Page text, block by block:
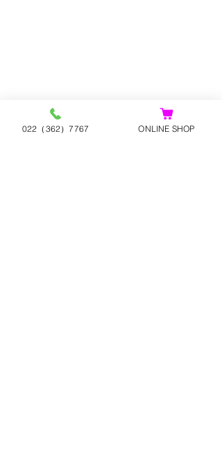
022（362）7767 ONLINE SHOP